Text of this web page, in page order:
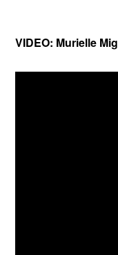
VIDEO: Murielle